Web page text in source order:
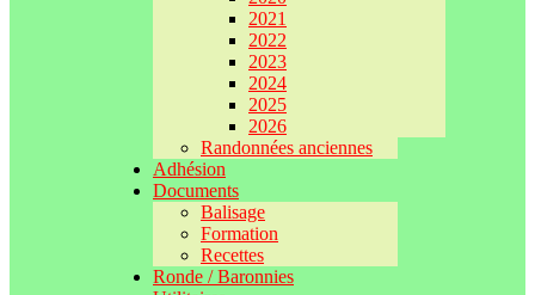
2021
2022
2023
2024
2025
2026
Randonnées anciennes
Adhésion
Documents
Balisage
Formation
Recettes
Ronde / Baronnies